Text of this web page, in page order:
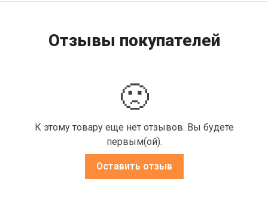
Отзывы покупателей
🙁
К этому товару еще нет отзывов. Вы будете
первым(ой).
Оставить отзыв